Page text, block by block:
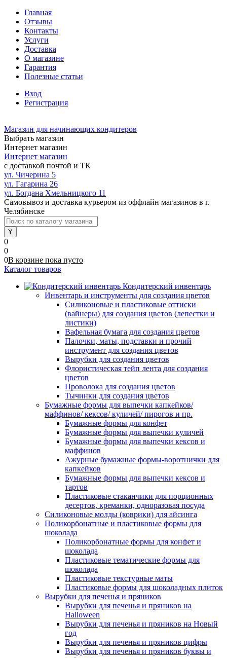
Главная
Отзывы
Контакты
Услуги
Доставка
О магазине
Гарантия
Полезные статьи
Вход
Регистрация
Магазин для начинающих кондитеров
Выбрать магазин
Интернет магазин
Интернет магазин
с доставкой почтой и ТК
ул. Чичерина 5
ул. Гагарина 26
ул. Богдана Хмельницкого 11
Самовывоз и доставка курьером из оффлайн магазинов в г.
Челябинске
0
0
0В корзине пока пусто
Каталог товаров
Кондитерский инвентарь
Инвентарь и инструменты для создания цветов
Силиконовые и пластиковые оттиски
(вайнеры) для создания цветов (лепестки и
листики)
Вафельная бумага для создания цветов
Палочки, маты, подставки и прочий
инструмент для создания цветов
Вырубки для создания цветов
Флористическая тейп лента для создания
цветов
Проволока для создания цветов
Тычинки для создания цветов
Бумажные формы для выпечки капкейков/
маффинов/ кексов/ куличей/ пирогов и пр.
Бумажные формы для конфет
Бумажные формы для выпечки куличей
Бумажные формы для выпечки кексов и
маффинов
Ажурные бумажные формы-воротнички для
капкейков
Бумажные формы для выпечки кексов и
тартов
Пластиковые стаканчики для порционных
десертов, креманки, одноразовая посуда
Силиконовые молды (коврики) для айсинга
Поликорбонатные и пластиковые формы для
шоколада
Поликорбонатные формы для конфет и
шоколада
Пластиковые тематические формы для
шоколада
Пластиковые текстурные маты
Пластиковые формы для шоколадных плиток
Вырубки для печенья и пряников
Вырубки для печенья и пряников на
Halloween
Вырубки для печенья и пряников на Новый
год
Вырубки для печенья и пряников цифры
Вырубки для печенья и пряников буквы и